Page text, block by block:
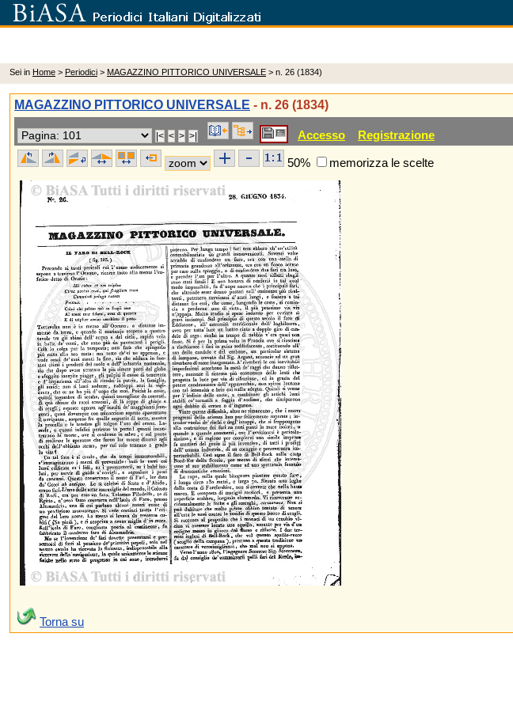
Sei in Home > Periodici > MAGAZZINO PITTORICO UNIVERSALE > n. 26 (1834)
MAGAZZINO PITTORICO UNIVERSALE - n. 26 (1834)
Accesso Registrazione
50% memorizza le scelte
Torna su